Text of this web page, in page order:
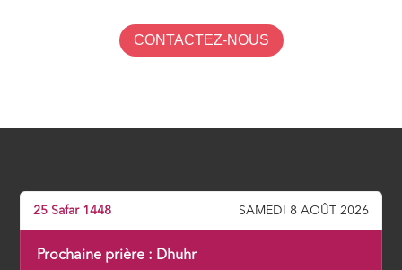
CONTACTEZ-NOUS
25 Safar 1448 SAMEDI 8 AOÛT 2026
Prochaine prière : Dhuhr